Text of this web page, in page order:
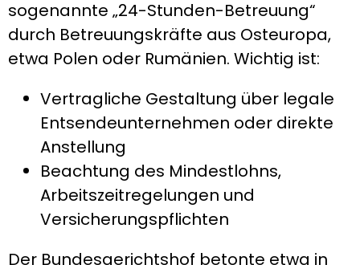
sogenannte „24-Stunden-Betreuung“
durch Betreuungskräfte aus Osteuropa,
etwa Polen oder Rumänien. Wichtig ist:
Vertragliche Gestaltung über legale
Entsendeunternehmen oder direkte
Anstellung
Beachtung des Mindestlohns,
Arbeitszeitregelungen und
Versicherungspflichten
Der Bundesgerichtshof betonte etwa in